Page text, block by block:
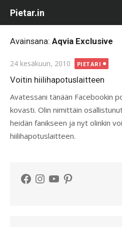
Pietar.in
Avainsana: Aqvia Exclusive
Posted
on
24 kesäkuun, 2010 PIETARI
Voitin hiilihapotuslaitteen
Avatessani tänään Facebookin
kovasti. Olin nimittäin
heidän fanikseen ja nyt olinkin
hiilihapotuslaitteen.
Facebook
Instagram
YouTubePinterest